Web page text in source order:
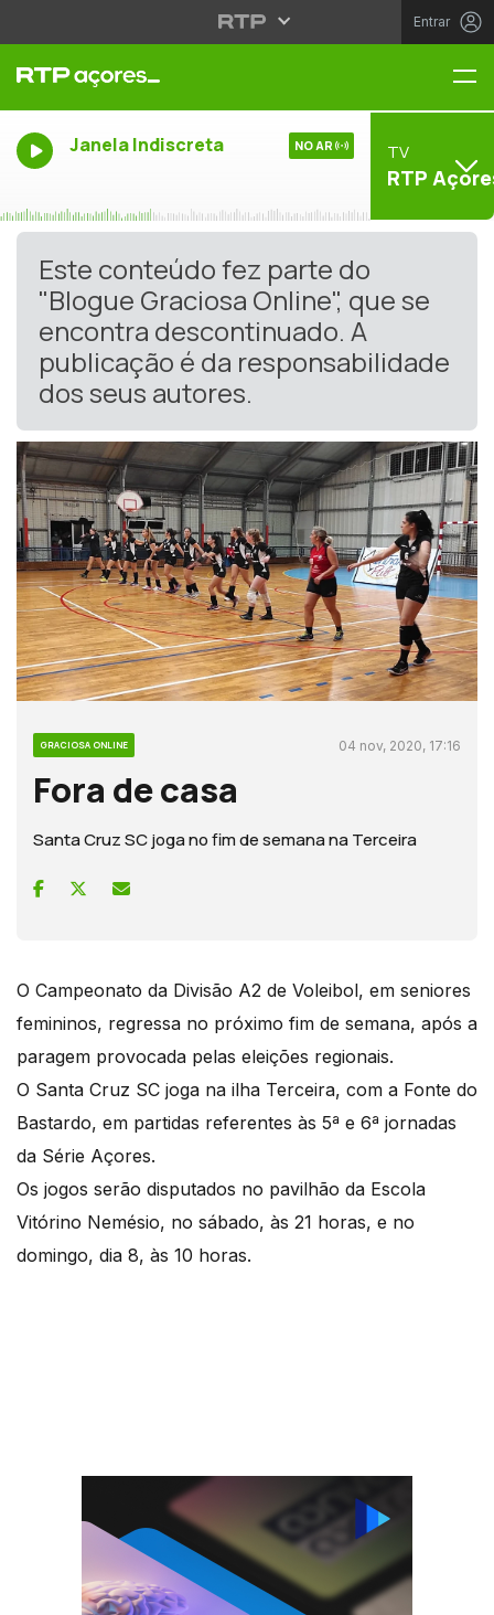
Entrar
Janela Indiscreta NO AR TV
RTP
Este conteúdo fez parte do
"Blogue Graciosa Online", que se
encontra descontinuado. A
publicação é da responsabilidade
dos seus autores.
GRACIOSA ONLINE 04 nov, 2020, 17:16
Fora de casa
Santa Cruz SC joga no fim de semana na Terceira
O Campeonato da Divisão A2 de Voleibol, em seniores
femininos, regressa no próximo fim de semana, após a
paragem provocada pelas eleições regionais.
O Santa Cruz SC joga na ilha Terceira, com a Fonte do
Bastardo, em partidas referentes às 5ª e 6ª jornadas
da Série Açores.
Os jogos serão disputados no pavilhão da Escola
Vitórino Nemésio, no sábado, às 21 horas, e no
domingo, dia 8, às 10 horas.